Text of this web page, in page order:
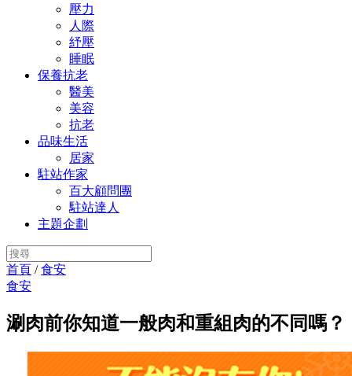
壓力
人際
紓壓
睡眠
保養抗老
醫美
美容
抗老
品味生活
居家
駐站作家
百大顧問團
駐站達人
主題企劃
首頁 /食安
食安
涮肉前你知道一般肉和重組肉的不同嗎？